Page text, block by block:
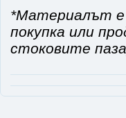
*Материалът е
покупка или
стоковите